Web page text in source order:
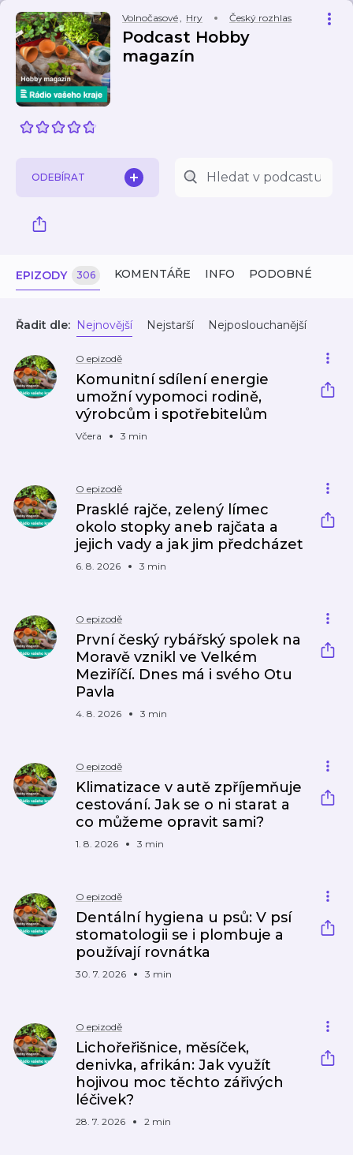
Volnočasové, Hry Český rozhlas
Podcast Hobby
magazín
ODEBÍRAT
EPIZODY 306 KOMENTÁŘE INFO PODOBNÉ
Řadit dle: Nejnovější Nejstarší Nejposlouchanější
O epizodě
Komunitní sdílení energie
umožní vypomoci rodině,
výrobcům i spotřebitelům
Včera 3 min
O epizodě
Prasklé rajče, zelený límec
okolo stopky aneb rajčata a
jejich vady a jak jim předcházet
6. 8. 2026 3 min
O epizodě
První český rybářský spolek na
Moravě vznikl ve Velkém
Meziříčí. Dnes má i svého Otu
Pavla
4. 8. 2026 3 min
O epizodě
Klimatizace v autě zpříjemňuje
cestování. Jak se o ni starat a
co můžeme opravit sami?
1. 8. 2026 3 min
O epizodě
Dentální hygiena u psů: V psí
stomatologii se i plombuje a
používají rovnátka
30. 7. 2026 3 min
O epizodě
Lichořeřišnice, měsíček,
denivka, afrikán: Jak využít
hojivou moc těchto zářivých
léčivek?
28. 7. 2026 2 min